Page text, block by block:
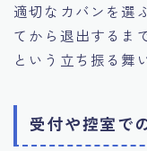
適切なカバンを選
てから退出するま
という立ち振る舞
受付や控室で